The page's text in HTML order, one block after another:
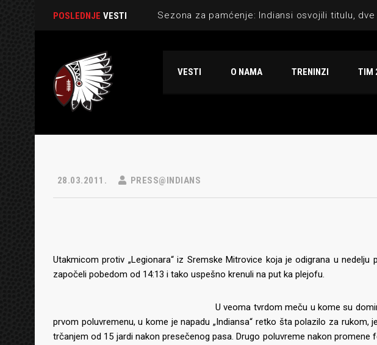
POSLEDNJE VESTI
VESTI O NAMA TRENINZI TIM
28.03.2011. PRESS@INDIANS
Utakmicom protiv „Legionara“ iz Sremske Mitrovice koja je odigrana u nedelju
započeli pobedom od 14:13 i tako uspešno krenuli na put ka plejofu.
U veoma tvrdom meču u kome su
prvom poluvremenu, u kome je napadu „Indiansa“ retko šta polazilo za
trčanjem od 15 jardi nakon presečenog pasa. Drugo poluvreme nakon promene